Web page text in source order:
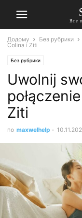
Все
Додому Без рубрики
Colina i Ziti
Без рубрики
Uwolnij
Ziti
по maxwelhelp -